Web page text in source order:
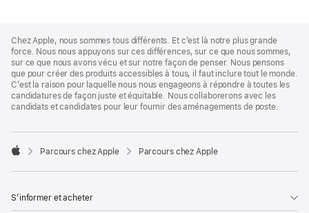
Footer
Chez Apple, nous sommes tous différents. Et c’est là notre plus grande
force. Nous nous appuyons sur ces différences, sur ce que nous sommes,
sur ce que nous avons vécu et sur notre façon de penser. Nous pensons
que pour créer des produits accessibles à tous, il faut inclure tout le monde.
C’est la raison pour laquelle nous nous engageons à répondre à toutes les
candidatures de façon juste et équitable. Nous collaborerons avec les
candidats et candidates pour leur fournir des aménagements de poste.

Parcours chez Apple Parcours chez Apple
S’informer et acheter